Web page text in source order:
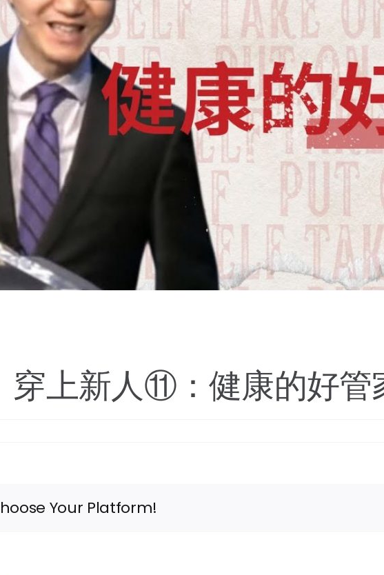
穿上新人⑪：健康的好管
Your Platform!